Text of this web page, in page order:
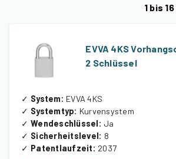
1 bis 16
EVVA 4KS
2 Schlüssel
✓ System: EVVA 4KS
✓ Systemtyp: Kurvensystem
✓ Wendeschlüssel: Ja
✓ Sicherheitslevel: 8
✓ Patentlaufzeit: 2037